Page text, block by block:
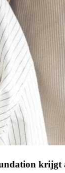
krijgt